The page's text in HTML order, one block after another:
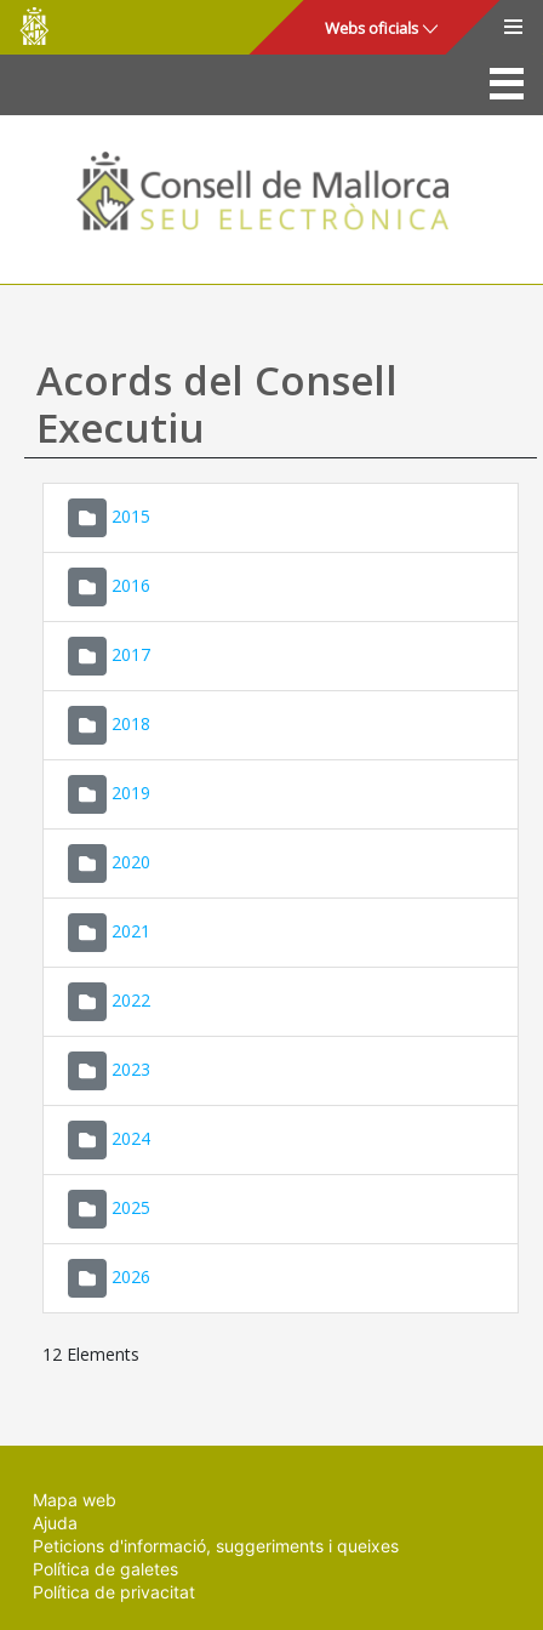
Salta al contingut principal
Consell
de
Mallorca
Webs oficials
La Seu
Consell de Mallorca
Accés i seguretat
Utilitats
Ajuda
Acords del Consell
Executiu
2015
2016
2017
2018
2019
2020
2021
2022
2023
2024
2025
2026
12 Elements
Mapa web
Ajuda
Peticions d'informació, suggeriments i queixes
Política de galetes
Política de privacitat